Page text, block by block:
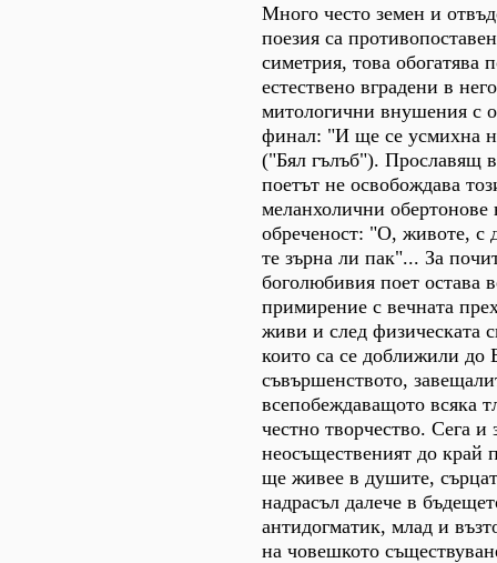
Много често земен и
поезия са
симетрия, това обогатява
естествено вградени в
митологични внушения с
финал: "И ще се усмихна
("Бял гълъб"). Прославящ
поетът не освобождава
меланхолични обертонове
обреченост: "О, животе, с
те зърна ли пак"... За
боголюбивия поет остава
примирение с вечната
живи и след физическата
които са се доближили до
съвършенството,
всепобеждаващото всяка
честно творчество. Сега и
неосъщественият до край
ще живее в душите,
надрасъл далече в
антидогматик, млад и
на човешкото